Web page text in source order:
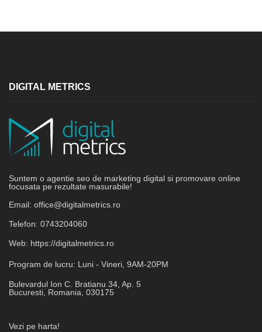
DIGITAL METRICS
Suntem o agentie seo de marketing digital si promovare online
focusata pe rezultate masurabile!
Email: office@digitalmetrics.ro
Telefon: 0743204060
Web: https://digitalmetrics.ro
Program de lucru: Luni - Vineri, 9AM-20PM
Bulevardul Ion C. Bratianu 34, Ap. 5
Bucuresti, Romania, 030175
Vezi pe harta!